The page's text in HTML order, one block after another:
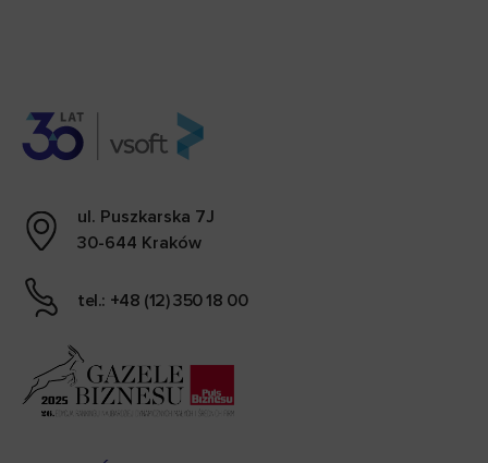
ul. Puszkarska 7J
30-644 Kraków
tel.: +48 (12) 350 18 00